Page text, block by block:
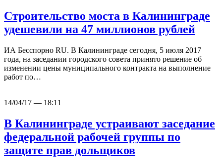
Строительство моста в Калининграде
удешевили на 47 миллионов рублей
ИА Бесспорно RU. В Калининграде сегодня, 5 июля 2017
года, на заседании городского совета принято решение об
изменении цены муниципального контракта на выполнение
работ по…
14/04/17 — 18:11
В Калининграде устраивают заседание
федеральной рабочей группы по
защите прав дольщиков